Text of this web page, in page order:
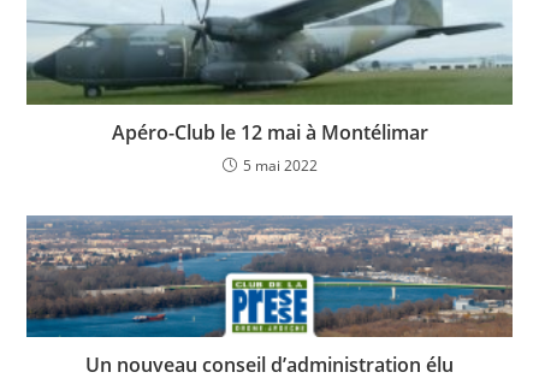
Apéro-Club le 12 mai à Montélimar
5 mai 2022
Un nouveau conseil d’administration élu